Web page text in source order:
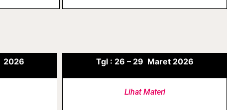
2026 Tgl : 26 – 29 Maret 2026
Lihat Materi